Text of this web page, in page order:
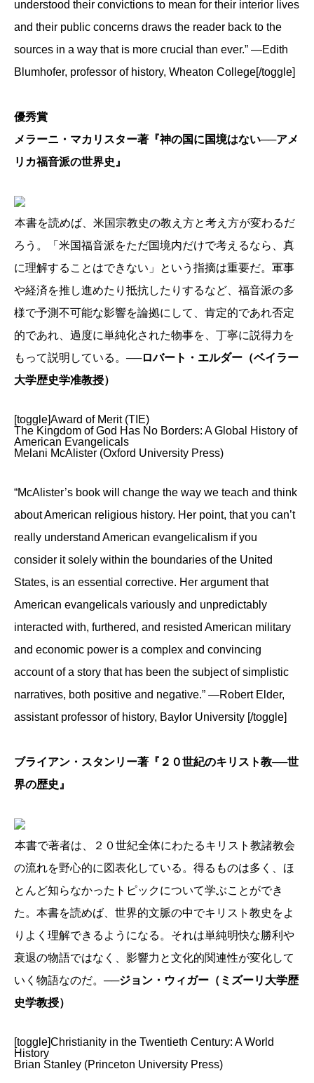
understood their convictions to mean for their interior lives
and their public concerns draws the reader back to the
sources in a way that is more crucial than ever.” —Edith
Blumhofer, professor of history, Wheaton College[/toggle]
優秀賞
メラーニ・マカリスター著『神の国に国境はない──アメ
リカ福音派の世界史』
本書を読めば、米国宗教史の教え方と考え方が変わるだ
ろう。「米国福音派をただ国境内だけで考えるなら、真
に理解することはできない」という指摘は重要だ。軍事
や経済を推し進めたり抵抗したりするなど、福音派の多
様で予測不可能な影響を論拠にして、肯定的であれ否定
的であれ、過度に単純化された物事を、丁寧に説得力を
もって説明している。 ──ロバート・エルダー（ベイラー
大学歴史学准教授）
[toggle]Award of Merit (TIE)
The Kingdom of God Has No Borders: A Global History of
American Evangelicals
Melani McAlister (Oxford University Press)
“McAlister’s book will change the way we teach and think
about American religious history. Her point, that you can’t
really understand American evangelicalism if you
consider it solely within the boundaries of the United
States, is an essential corrective. Her argument that
American evangelicals variously and unpredictably
interacted with, furthered, and resisted American military
and economic power is a complex and convincing
account of a story that has been the subject of simplistic
narratives, both positive and negative.” —Robert Elder,
assistant professor of history, Baylor University [/toggle]
ブライアン・スタンリー著『２０世紀のキリスト教──世
界の歴史』
本書で著者は、２０世紀全体にわたるキリスト教諸教会
の流れを野心的に図表化している。得るものは多く、ほ
とんど知らなかったトピックについて学ぶことができ
た。本書を読めば、世界的文脈の中でキリスト教史をよ
りよく理解できるようになる。それは単純明快な勝利や
衰退の物語ではなく、影響力と文化的関連性が変化して
いく物語なのだ。 ──ジョン・ウィガー（ミズーリ大学歴
史学教授）
[toggle]Christianity in the Twentieth Century: A World
History
Brian Stanley (Princeton University Press)